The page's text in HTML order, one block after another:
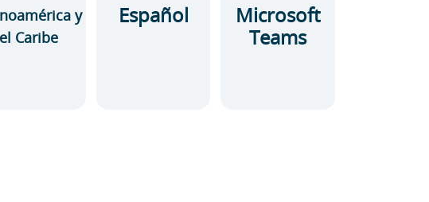
y
el Caribe
Español
Microsoft
Teams